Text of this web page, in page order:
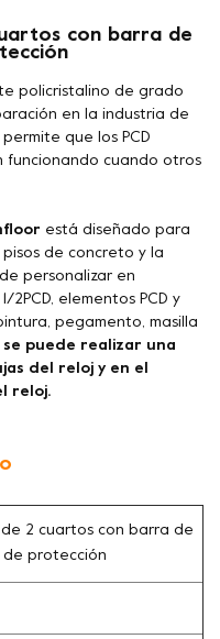
con barra de
policristalino de grado
en la industria de
que los PCD
funcionando cuando otros
está diseñado para
de concreto y la
personalizar en
2PCD, elementos PCD y
pegamento, masilla
se puede realizar una
del reloj y en el
reloj.
de 2 cuartos con barra de
protección